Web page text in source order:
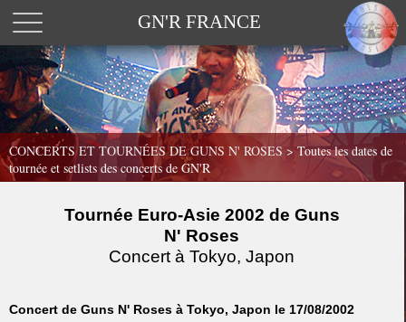
GN'R FRANCE
CONCERTS ET TOURNÉES DE GUNS N' ROSES > Toutes les dates de
tournée et setlists des concerts de GN'R
Tournée Euro-Asie 2002 de Guns
N' Roses
Concert à Tokyo, Japon
Concert de Guns N' Roses à Tokyo, Japon le 17/08/2002